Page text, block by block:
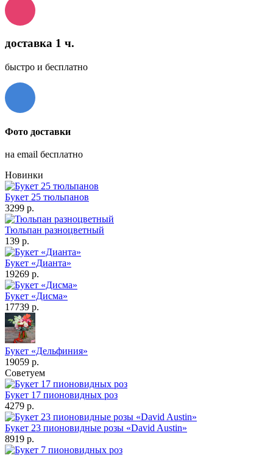
доставка 1 ч.
быстро и бесплатно
Фото доставки
на email бесплатно
Новинки
Букет 25 тюльпанов
3299 р.
Тюльпан разноцветный
139 р.
Букет «Дианта»
19269 р.
Букет «Дисма»
17739 р.
Букет «Дельфиния»
19059 р.
Советуем
Букет 17 пионовидных роз
4279 р.
Букет 23 пионовидные розы «David Austin»
8919 р.